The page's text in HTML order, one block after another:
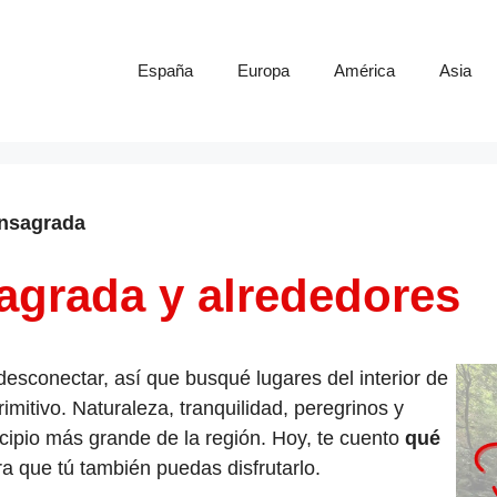
España Europa América Asia
y alrededores
así que busqué lugares del interior de
Naturaleza, tranquilidad, peregrinos y
más grande de la región. Hoy, te cuento qué
que tú también puedas disfrutarlo.